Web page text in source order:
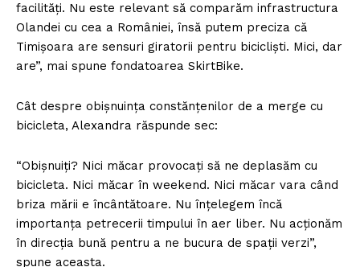
facilități. Nu este relevant să comparăm infrastructura
Olandei cu cea a României, însă putem preciza că
Timișoara are sensuri giratorii pentru bicicliști. Mici, dar
are”, mai spune fondatoarea SkirtBike.
Cât despre obișnuința constănțenilor de a merge cu
bicicleta, Alexandra răspunde sec:
“Obișnuiți? Nici măcar provocați să ne deplasăm cu
bicicleta. Nici măcar în weekend. Nici măcar vara când
briza mării e încântătoare. Nu înțelegem încă
importanța petrecerii timpului în aer liber. Nu acționăm
în direcția bună pentru a ne bucura de spații verzi”,
spune aceasta.